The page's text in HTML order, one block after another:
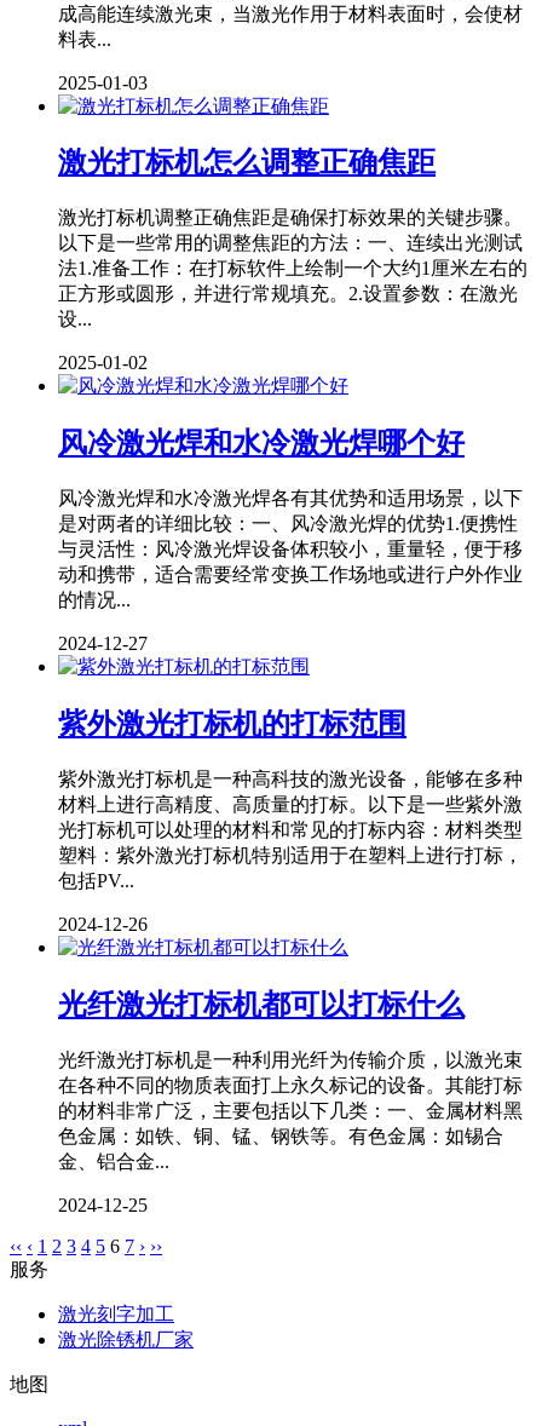
成高能连续激光束，当激光作用于材料表面时，会使材
料表...
2025-01-03
激光打标机怎么调整正确焦距
激光打标机调整正确焦距是确保打标效果的关键步骤。
以下是一些常用的调整焦距的方法：一、连续出光测试
法1.准备工作：在打标软件上绘制一个大约1厘米左右的
正方形或圆形，并进行常规填充。2.设置参数：在激光
设...
2025-01-02
风冷激光焊和水冷激光焊哪个好
风冷激光焊和水冷激光焊各有其优势和适用场景，以下
是对两者的详细比较：一、风冷激光焊的优势1.便携性
与灵活性：风冷激光焊设备体积较小，重量轻，便于移
动和携带，适合需要经常变换工作场地或进行户外作业
的情况...
2024-12-27
紫外激光打标机的打标范围
紫外激光打标机是一种高科技的激光设备，能够在多种
材料上进行高精度、高质量的打标。以下是一些紫外激
光打标机可以处理的材料和常见的打标内容：材料类型
塑料：紫外激光打标机特别适用于在塑料上进行打标，
包括PV...
2024-12-26
光纤激光打标机都可以打标什么
光纤激光打标机是一种利用光纤为传输介质，以激光束
在各种不同的物质表面打上永久标记的设备。其能打标
的材料非常广泛，主要包括以下几类：一、金属材料黑
色金属：如铁、铜、锰、钢铁等。有色金属：如锡合
金、铝合金...
2024-12-25
‹‹ ‹ 1 2 3 4 5 6 7 › ››
服务
激光刻字加工
激光除锈机厂家
地图